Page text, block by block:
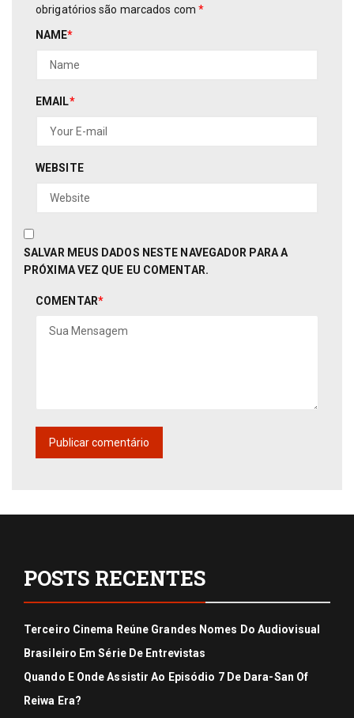
obrigatórios são marcados com*
NAME*
EMAIL*
WEBSITE
SALVAR MEUS DADOS NESTE NAVEGADOR PARA A
PRÓXIMA VEZ QUE EU COMENTAR.
COMENTAR*
POSTS RECENTES
Terceiro Cinema Reúne Grandes Nomes Do Audiovisual
Brasileiro Em Série De Entrevistas
Quando E Onde Assistir Ao Episódio 7 De Dara-San Of
Reiwa Era?